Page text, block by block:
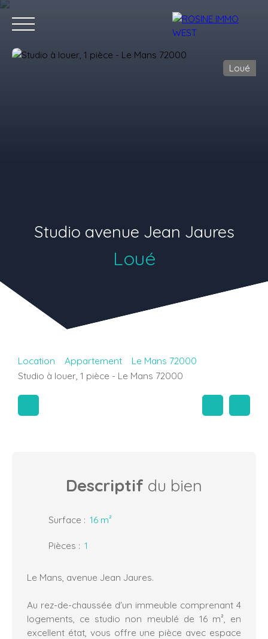
Loué
Studio avenue Jean Jaures
Loué
Location Appartement
Le Mans 72000
Studio à louer, 1 pièce - Le Mans 72000
Descriptif du bien
Surface : 16 m²
Pièces : 1
Le Mans, avenue Jean Jaures.
Au rez-de-chaussée d'un immeuble comprenant 4
logements, ce studio non meublé de 16 m², en
excellent état, vous offre une pièce avec espace